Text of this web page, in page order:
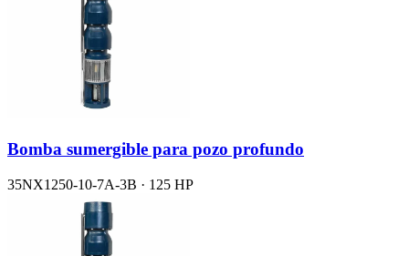
Bomba sumergible para pozo profundo
35NX1250-10-7A-3B · 125 HP